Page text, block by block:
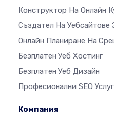
Конструктор На Онлайн
Създател На Уебсайтове
Онлайн Планиране На
Безплатен Уеб Хостинг
Безплатен Уеб Дизайн
Професионални SEO
Компания